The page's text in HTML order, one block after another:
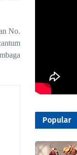
No.
Popular